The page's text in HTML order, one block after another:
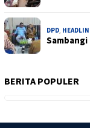
DPD,
BERITA POPULER